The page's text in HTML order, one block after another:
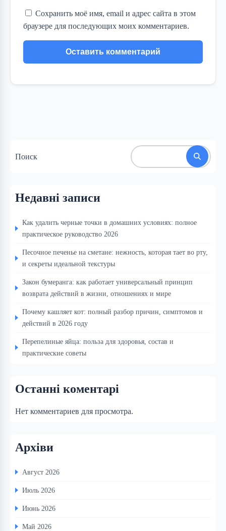
Сохранить моё имя, email и адрес сайта в этом
браузере для последующих моих комментариев.
Поиск
Недавні записи
Как удалить черные точки в домашних условиях: полное
практическое руководство 2026
Песочное печенье на сметане: нежность, которая тает во рту,
и секреты идеальной текстуры
Закон бумеранга: как работает универсальный принцип
возврата действий в жизни, отношениях и мире
Почему кашляет кот: полный разбор причин, симптомов и
действий в 2026 году
Перепелиные яйца: польза для здоровья, состав и
практические советы
Останні коментарі
Нет комментариев для просмотра.
Архіви
Август 2026
Июль 2026
Июнь 2026
Май 2026